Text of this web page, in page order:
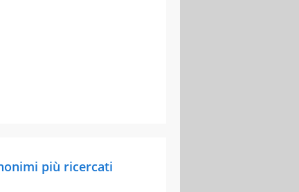
più ricercati